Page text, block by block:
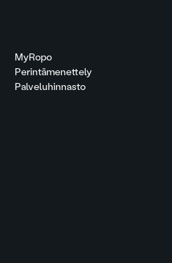
MyRopo
Perintämenettely
Palveluhinnasto